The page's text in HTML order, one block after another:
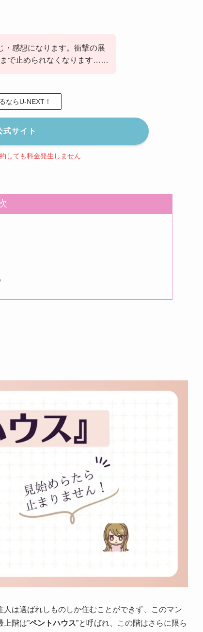
・感想になります。衝撃の展
まで止められなくなります……
ならU-NEXT！
式サイト
しても料金発生しません
は選ばれしものしか住むことができず、このマン
上階は”ペントハウス”と呼ばれ、この階はさらに限ら